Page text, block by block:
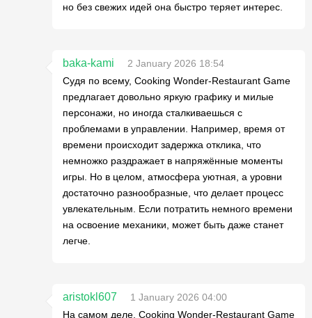
но без свежих идей она быстро теряет интерес.
baka-kami
2 January 2026 18:54
Судя по всему, Cooking Wonder-Restaurant Game
предлагает довольно яркую графику и милые
персонажи, но иногда сталкиваешься с
проблемами в управлении. Например, время от
времени происходит задержка отклика, что
немножко раздражает в напряжённые моменты
игры. Но в целом, атмосфера уютная, а уровни
достаточно разнообразные, что делает процесс
увлекательным. Если потратить немного времени
на освоение механики, может быть даже станет
легче.
aristokl607
1 January 2026 04:00
На самом деле, Cooking Wonder-Restaurant Game